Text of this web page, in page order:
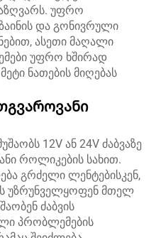
უფრო
და გონივრული
ასეთი მაღალი
უფრო ხშირად
ნათების მიღებას
12V ან 24V ძაბვაზე
როლიკების სახით.
გრძელი ლენტებისკენ,
უზრუნველყოფენ მთელ
ძაბვის
პრობლემების